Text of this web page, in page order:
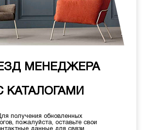
МЕНЕДЖЕРА
КАТАЛОГАМИ
получения обновленных
пожалуйста, оставьте свои